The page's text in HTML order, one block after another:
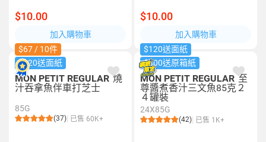
$10.00
加入購物車
$10.00
加入購物車
$67 / 10件
$120送面紙
MON PETIT REGULAR燒
汁吞拿魚伴車打芝士
85G
(37) 已售 60K+
$120送面紙
$500送原箱紙
MON PETIT REGULAR至
尊醬煮香汁三文魚85克２
４罐裝
24X85G
(42) 已售 1K+